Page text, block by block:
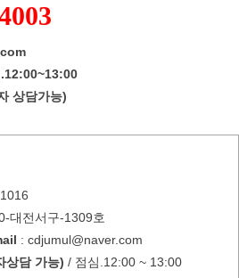
상담가능)
대전서구-1309호
: cdjumul@naver.com
상담 가능) / 점심.12:00 ~ 13:00